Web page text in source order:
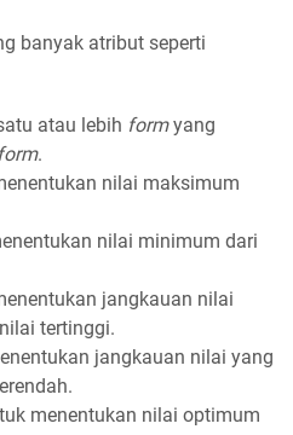
banyak atribut seperti
atau lebih formyang
form.
nilai maksimum
nilai minimum dari
jangkauan nilai
tertinggi.
jangkauan nilai yang
menentukan nilai optimum